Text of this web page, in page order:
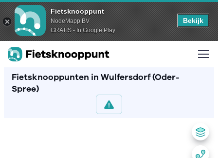
Fietsknooppunt
NodeMapp BV
GRATIS - In Google Play
Bekijk
Fietsknooppunten in Wulfersdorf (Oder-
Spree)